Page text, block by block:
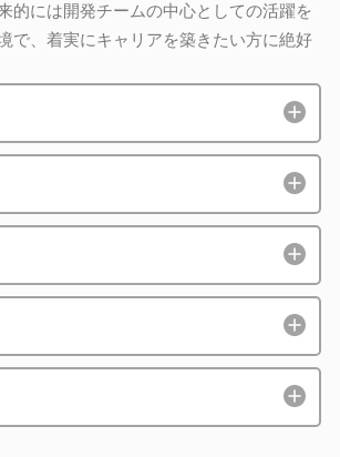
的には開発チームの中心としての活躍を
で、着実にキャリアを築きたい方に絶好